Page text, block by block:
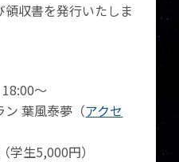
収書を発行いたしま
～
ン 葉風泰夢（アクセ
学生5,000円）